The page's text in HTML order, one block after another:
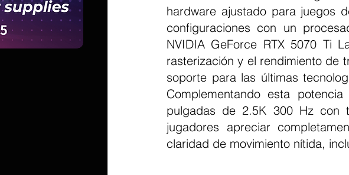
hardware ajustado para juegos
configuraciones con un
NVIDIA GeForce RTX 5070 Ti
rasterización y el rendimiento de
soporte para las últimas
Complementando esta
pulgadas de 2.5K 300 Hz con
jugadores apreciar
claridad de movimiento nítida,